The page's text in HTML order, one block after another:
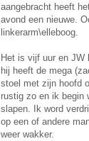
aangebracht heeft
avond een nieuwe.
linkerarm\elleboog.
Het is vijf uur en JW
hij heeft de mega
stoel met zijn hoofd
rustig zo en ik begin
slapen. Ik word
op een of andere
weer wakker.